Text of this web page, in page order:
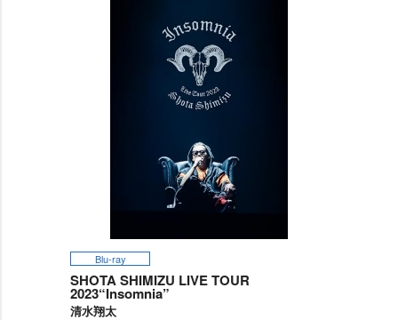
Blu-ray
SHOTA SHIMIZU LIVE TOUR
2023“Insomnia”
清水翔太